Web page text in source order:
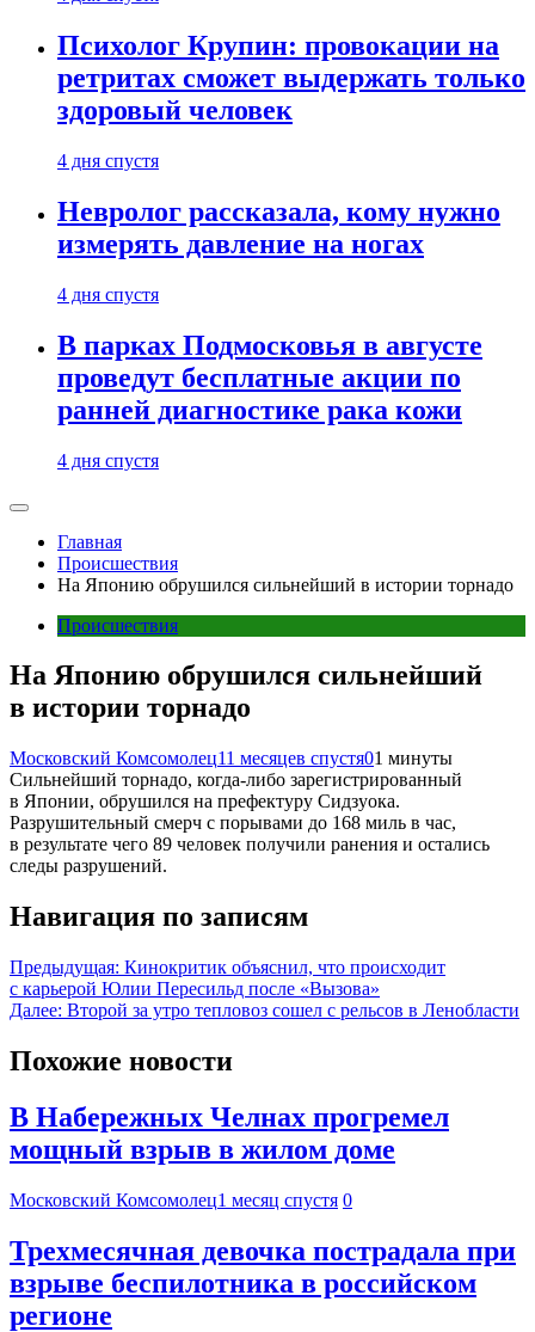
Психолог Крупин: провокации на
ретритах сможет выдержать только
здоровый человек
4 дня спустя
Невролог рассказала, кому нужно
измерять давление на ногах
4 дня спустя
В парках Подмосковья в августе
проведут бесплатные акции по
ранней диагностике рака кожи
4 дня спустя
Главная
Происшествия
На Японию обрушился сильнейший в истории торнадо
Происшествия
На Японию обрушился сильнейший
в истории торнадо
Московский Комсомолец11 месяцев спустя01 минуты
Сильнейший торнадо, когда-либо зарегистрированный
в Японии, обрушился на префектуру Сидзуока.
Разрушительный смерч с порывами до 168 миль в час,
в результате чего 89 человек получили ранения и остались
следы разрушений.
Навигация по записям
Предыдущая: Кинокритик объяснил, что происходит
с карьерой Юлии Пересильд после «Вызова»
Далее: Второй за утро тепловоз сошел с рельсов в Ленобласти
Похожие новости
В Набережных Челнах прогремел
мощный взрыв в жилом доме
Московский Комсомолец1 месяц спустя 0
Трехмесячная девочка пострадала при
взрыве беспилотника в российском
регионе